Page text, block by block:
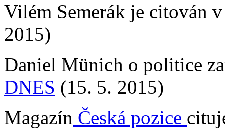
Vilém Semerák je citován
2015)
Daniel Münich o politice
DNES (15. 5. 2015)
Magazín Česká pozice